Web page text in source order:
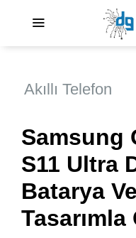
Akıllı Telefon
Samsung
S11 Ultra
Batarya